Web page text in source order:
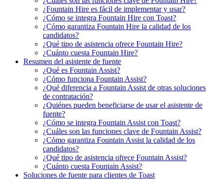
¿Fountain Hire es fácil de implementar y usar?
¿Cómo se integra Fountain Hire con Toast?
¿Cómo garantiza Fountain Hire la calidad de los
candidatos?
¿Qué tipo de asistencia ofrece Fountain Hire?
¿Cuánto cuesta Fountain Hire?
Resumen del asistente de fuente
¿Qué es Fountain Assist?
¿Cómo funciona Fountain Assist?
¿Qué diferencia a Fountain Assist de otras soluciones
de contratación?
¿Quiénes pueden beneficiarse de usar el asistente de
fuente?
¿Cómo se integra Fountain Assist con Toast?
¿Cuáles son las funciones clave de Fountain Assist?
¿Cómo garantiza Fountain Assist la calidad de los
candidatos?
¿Qué tipo de asistencia ofrece Fountain Assist?
¿Cuánto cuesta Fountain Assist?
Soluciones de fuente para clientes de Toast